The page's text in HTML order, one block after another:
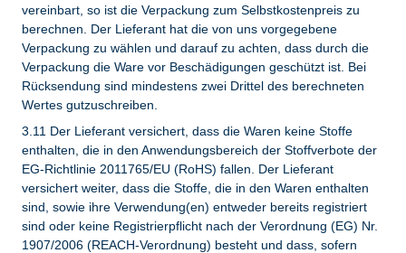
vereinbart, so ist die Verpackung zum Selbstkostenpreis zu
berechnen. Der Lieferant hat die von uns vorgegebene
Verpackung zu wählen und darauf zu achten, dass durch die
Verpackung die Ware vor Beschädigungen geschützt ist. Bei
Rücksendung sind mindestens zwei Drittel des berechneten
Wertes gutzuschreiben.
3.11 Der Lieferant versichert, dass die Waren keine Stoffe
enthalten, die in den Anwendungsbereich der Stoffverbote der
EG-Richtlinie 2011765/EU (RoHS) fallen. Der Lieferant
versichert weiter, dass die Stoffe, die in den Waren enthalten
sind, sowie ihre Verwendung(en) entweder bereits registriert
sind oder keine Registrierpflicht nach der Verordnung (EG) Nr.
1907/2006 (REACH-Verordnung) besteht und dass, sofern